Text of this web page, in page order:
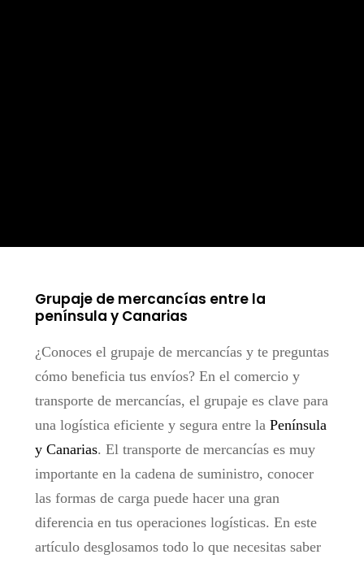
Grupaje de mercancías entre la
península y Canarias
¿Conoces el grupaje de mercancías y te preguntas
cómo beneficia tus envíos? En el comercio y
transporte de mercancías, el grupaje es clave para
una logística eficiente y segura entre la Península
y Canarias. El transporte de mercancías es muy
importante en la cadena de suministro, conocer
las formas de carga puede hacer una gran
diferencia en tus operaciones logísticas. En este
artículo desglosamos todo lo que necesitas saber